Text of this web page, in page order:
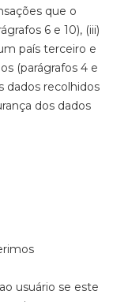
que o
6 e 10), (iii)
país terceiro e
(parágrafos 4 e
dados recolhidos
dos dados
usuário se este